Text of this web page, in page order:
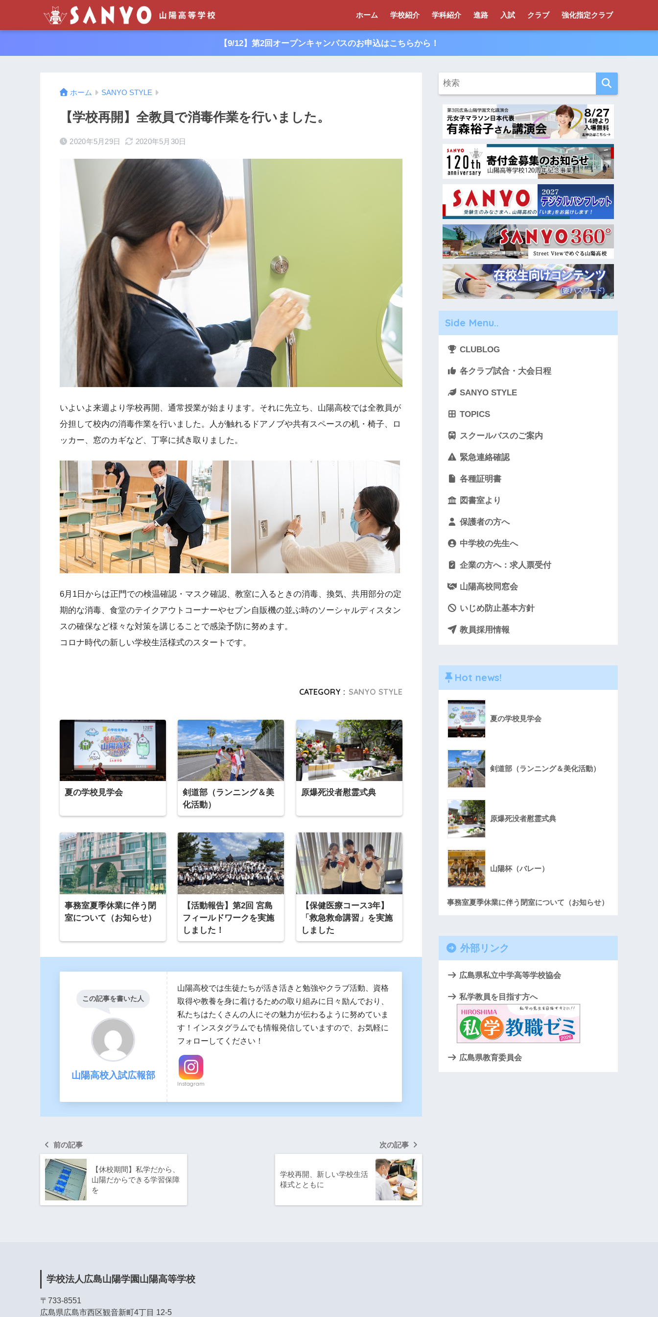
ホーム 学校紹介 学科紹介 進路 入試 クラブ 強化指定クラブ
【9/12】第2回オープンキャンパスのお申込はこちらから！
ホーム SANYO STYLE
【学校再開】全教員で消毒作業を行いました。
2020年5月29日 2020年5月30日
いよいよ来週より学校再開、通常授業が始まります。それに先立ち、山陽高校では全教員が
分担して校内の消毒作業を行いました。人が触れるドアノブや共有スペースの机・椅子、ロ
ッカー、窓のカギなど、丁寧に拭き取りました。
6月1日からは正門での検温確認・マスク確認、教室に入るときの消毒、換気、共用部分の定
期的な消毒、食堂のテイクアウトコーナーやセブン自販機の並ぶ時のソーシャルディスタン
スの確保など様々な対策を講じることで感染予防に努めます。
コロナ時代の新しい学校生活様式のスタートです。
CATEGORY : SANYO STYLE
夏の学校見学会
剣道部（ランニング＆美
化活動）
原爆死没者慰霊式典
事務室夏季休業に伴う閉
室について（お知らせ）
【活動報告】第2回 宮島
フィールドワークを実施
しました！
【保健医療コース3年】
「救急救命講習」を実施
しました
この記事を書いた人
山陽高校入試広報部
山陽高校では生徒たちが活き活きと勉強やクラブ活動、資格
取得や教養を身に着けるための取り組みに日々励んでおり、
私たちはたくさんの人にその魅力が伝わるように努めていま
す！インスタグラムでも情報発信していますので、お気軽に
フォローしてください！
Instagram
前の記事
【休校期間】私学だから、
山陽だからできる学習保障
を
次の記事
学校再開、新しい学校生活
様式とともに
Side Menu..
CLUBLOG
各クラブ試合・大会日程
SANYO STYLE
TOPICS
スクールバスのご案内
緊急連絡確認
各種証明書
図書室より
保護者の方へ
中学校の先生へ
企業の方へ：求人票受付
山陽高校同窓会
いじめ防止基本方針
教員採用情報
Hot news!
夏の学校見学会
剣道部（ランニング＆美化活動）
原爆死没者慰霊式典
山陽杯（バレー）
事務室夏季休業に伴う閉室について（お知らせ）
外部リンク
広島県私立中学高等学校協会
私学教員を目指す方へ
広島県教育委員会
学校法人広島山陽学園山陽高等学校
〒733-8551
広島県広島市西区観音新町4丁目 12-5